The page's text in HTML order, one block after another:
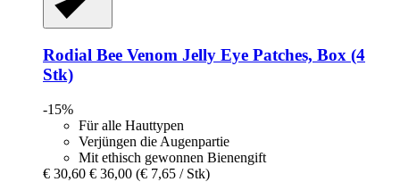
Rodial Bee Venom Jelly Eye Patches, Box (4
Stk)
-15%
Für alle Hauttypen
Verjüngen die Augenpartie
Mit ethisch gewonnen Bienengift
€ 30,60 € 36,00 (€ 7,65 / Stk)